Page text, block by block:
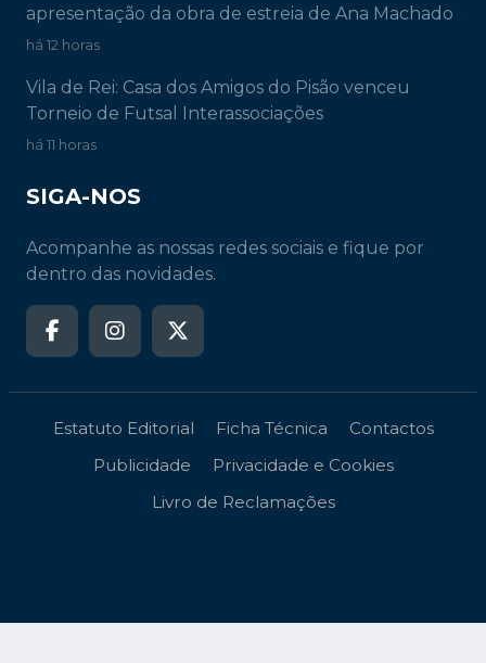
apresentação da obra de estreia de Ana Machado
há 12 horas
Vila de Rei: Casa dos Amigos do Pisão venceu
Torneio de Futsal Interassociações
há 11 horas
SIGA-NOS
Acompanhe as nossas redes sociais e fique por
dentro das novidades.
Estatuto Editorial Ficha Técnica
Contactos
Publicidade
Privacidade e Cookies
Livro de Reclamações